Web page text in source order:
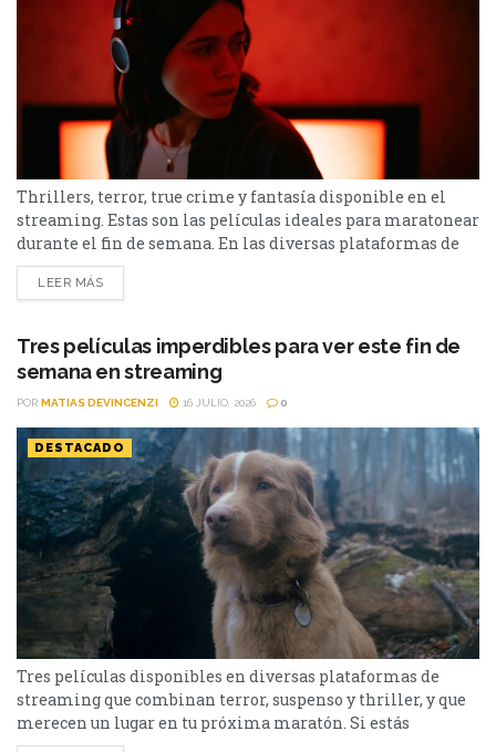
Thrillers, terror, true crime y fantasía disponible en el
streaming. Estas son las películas ideales para maratonear
durante el fin de semana. En las diversas plataformas de
streaming aparecen propuestas para todos los gustos: desde
un thriller español cargado de tensión y conspiraciones,
película de terror psicológico y el esperado regreso de...
LEER MÁS
Tres películas imperdibles para ver este fin de
semana en streaming
POR MATIAS DEVINCENZI 16 JULIO, 2026 0
DESTACADO
Tres películas disponibles en diversas plataformas de
streaming que combinan terror, suspenso y thriller, y que
merecen un lugar en tu próxima maratón. Si estás
buscando qué ver en streaming, hay tres películas muy